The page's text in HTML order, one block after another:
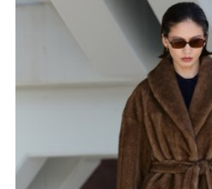
Длина изделия составляет
надёжно защищать от холода и
стройность силуэта. При
изменить по индивидуальному
оттенок «орех» придаёт шубе
универсальность — он
различными аксессуарами и
Также доступны другие
делает модель ещё более